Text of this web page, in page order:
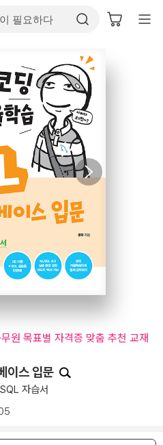
원 목표별 자격증 맞춤 추천 교재
이스 입문
자습서